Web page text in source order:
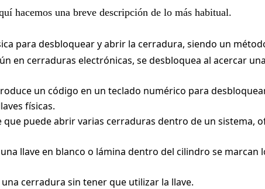
hacemos una breve descripción de lo más habitual.
para desbloquear y abrir la cerradura, siendo un
en cerraduras electrónicas, se desbloquea al acercar
un código en un teclado numérico para
físicas.
que puede abrir varias cerraduras dentro de un sistema,
llave en blanco o lámina dentro del cilindro se marcan
cerradura sin tener que utilizar la llave.